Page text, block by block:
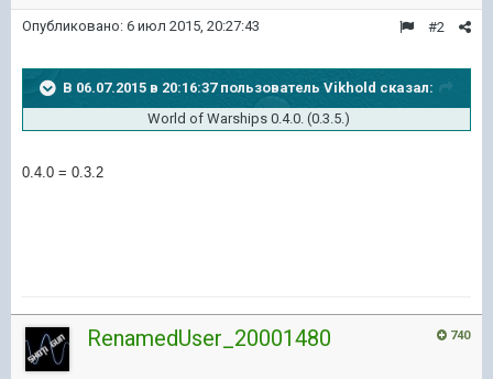
#2
Опубликовано: 6 июл 2015, 20:27:43
В 06.07.2015 в 20:16:37 пользователь Vikhold сказал:
World of Warships 0.4.0. (0.3.5.)
0.4.0 = 0.3.2
740
RenamedUser_20001480